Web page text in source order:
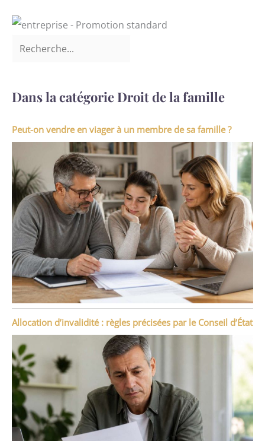
Dans la catégorie Droit de la famille
Peut-on vendre en viager à un membre de sa famille ?
Allocation d’invalidité : règles précisées par le Conseil d’État